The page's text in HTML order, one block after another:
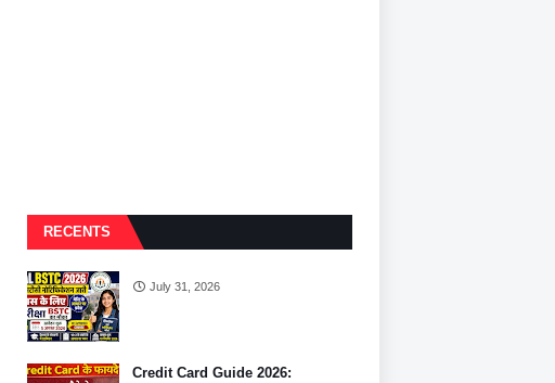
RECENTS
July 31, 2026
Credit Card Guide 2026: